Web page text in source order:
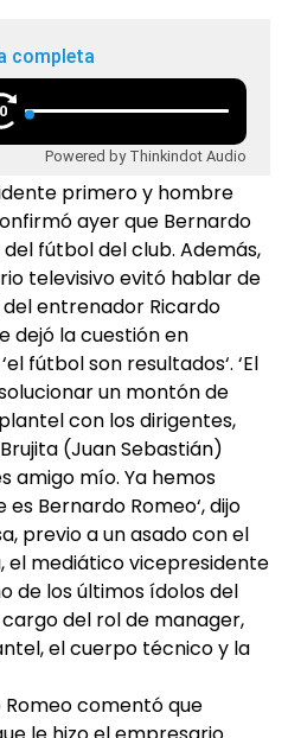
completa
Powered by Thinkindot Audio
primero y hombre
ayer que Bernardo
fútbol del club. Además,
televisivo evitó hablar de
entrenador Ricardo
dejó la cuestión en
fútbol son resultados‘. ‘El
un montón de
con los dirigentes,
(Juan Sebastián)
amigo mío. Ya hemos
Bernardo Romeo‘, dijo
previo a un asado con el
el mediático vicepresidente
de los últimos ídolos del
del rol de manager,
el cuerpo técnico y la
comentó que